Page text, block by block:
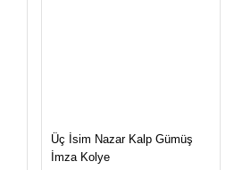
Üç İsim Nazar Kalp Gümüş
İmza Kolye